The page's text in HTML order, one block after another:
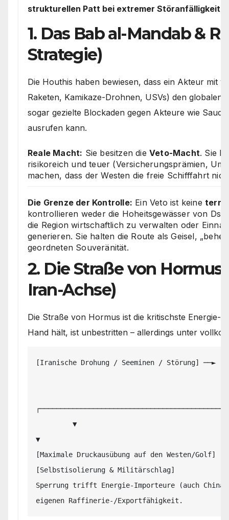
strukturellen Patt bei extremer Störanfälligkeit
1. Das Bab al-Mandab &
Strategie)
Die Houthis haben bewiesen, dass ein Akteur mit
Raketen, Kamikaze-Drohnen, USVs) den
sogar gezielte Blockaden gegen Akteure wie
ausrufen kann.
Reale Macht: Sie besitzen dieVeto-Macht. Sie
risikoreich und teuer (Versicherungsprämien,
machen, dass der Westen die freie Schifffahrt
Die Grenze der Kontrolle: Ein Veto ist keine
kontrollieren weder die Hoheitsgewässer von
die Region wirtschaftlich zu verwalten oder
generieren. Sie halten die Route als Geisel,
geordneten Souveränität.
2. Die Straße von Hormus
Iran-Achse)
Die Straße von Hormus ist die kritischste Energie-
Hand hält, ist unbestritten – allerdings unter
[Iranische Drohung / Seeminen / Störung] ──►
▼
[Maximale Druckausübung auf den Westen/Golf]
[Selbstisolierung & Militärschlag]
Sperrung trifft Energie-Importeure